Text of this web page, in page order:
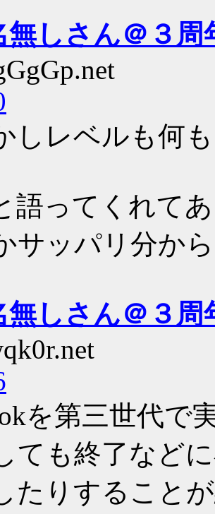
無しさん＠３周
しレベルも何
語ってくれて
サッパリ分か
無しさん＠３周
を第三世代で
ても終了など
たりすること